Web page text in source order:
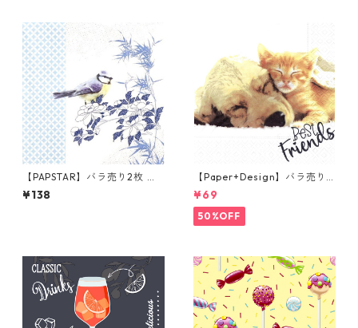
【PAPSTAR】バラ売り2枚 ラ
ンチサイズ ペーパーナプキン
Sweet Birdie ホワイトxブル
¥138
【Paper+Design】バラ売り2
枚 ランチサイズ ペーパーナプ
キン Dog & Cat ホワイト
¥69
50%OFF